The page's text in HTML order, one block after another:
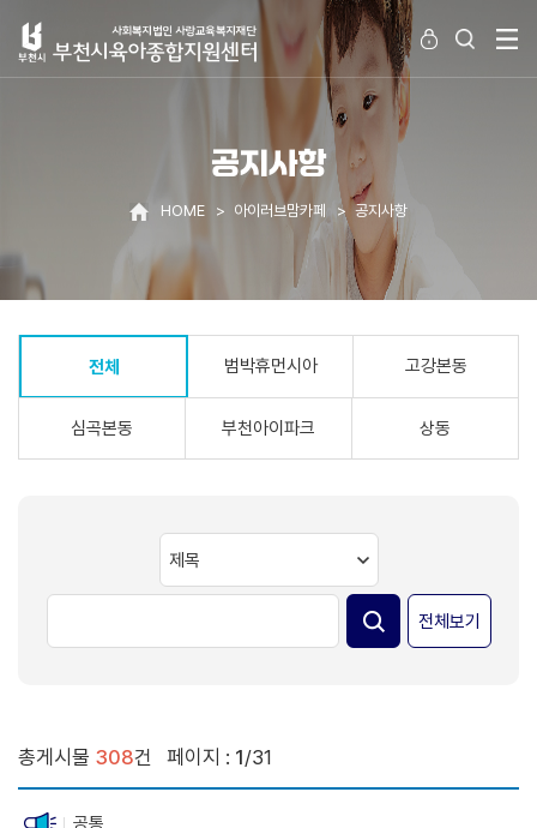
공지사항
HOME 아이러브맘카페 공지사항
전체 범박휴먼시아 고강본동
심곡본동 부천아이파크 상동
전체보기
총게시물 308건 페이지 : 1/31
공통